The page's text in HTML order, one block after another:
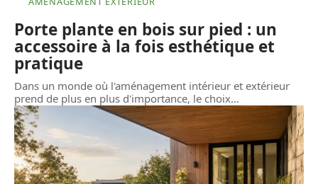
Porte plante en bois sur pied : un
accessoire à la fois esthétique et
pratique
Dans un monde où l'aménagement intérieur et extérieur
prend de plus en plus d'importance, le choix…